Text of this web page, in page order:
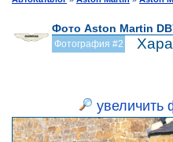
Фото Aston Martin
Фотография #2
увеличить